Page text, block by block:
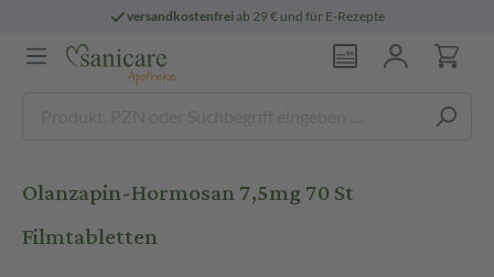
versandkostenfreiab 29 € und für E-Rezepte
Olanzapin-Hormosan 7,5mg 70 St
Filmtabletten